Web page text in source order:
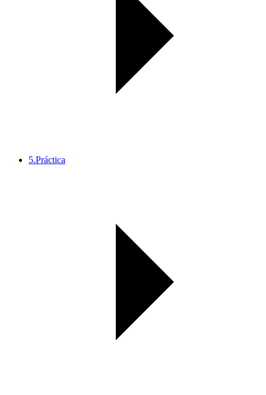
5.Práctica